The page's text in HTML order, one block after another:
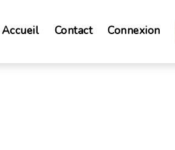
Accueil Contact Connexion